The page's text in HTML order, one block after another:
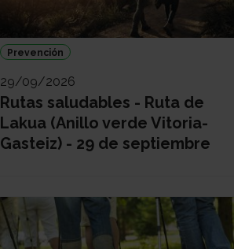
Prevención
29/09/2026
Rutas saludables - Ruta de
Lakua (Anillo verde Vitoria-
Gasteiz) - 29 de septiembre